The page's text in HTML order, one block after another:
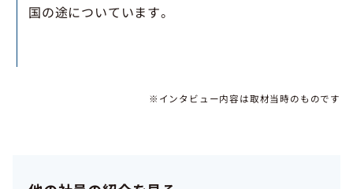
国の途についています。
※インタビュー内容は取材当時のものです